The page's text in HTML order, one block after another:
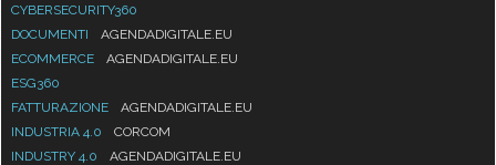
CYBERSECURITY360
DOCUMENTI
AGENDADIGITALE.EU
ECOMMERCE
AGENDADIGITALE.EU
ESG360
FATTURAZIONE
AGENDADIGITALE.EU
INDUSTRIA 4.0
CORCOM
INDUSTRY 4.0
AGENDADIGITALE.EU